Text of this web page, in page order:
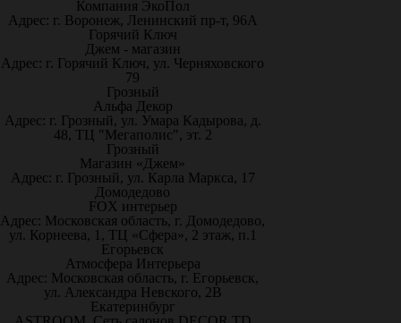
Компания ЭкоПол
Адрес: г. Воронеж, Ленинский пр-т, 96А
Горячий Ключ
Джем - магазин
Адрес: г. Горячий Ключ, ул. Черняховского
79
Грозный
Альфа Декор
Адрес: г. Грозный, ул. Умара Кадырова, д.
48, ТЦ "Мегаполис", эт. 2
Грозный
Магазин «Джем»
Адрес: г. Грозный, ул. Карла Маркса, 17
Домодедово
FOX интерьер
Адрес: Московская область, г. Домодедово,
ул. Корнеева, 1, ТЦ «Сфера», 2 этаж, п.1
Егорьевск
Атмосфера Интерьера
Адрес: Московская область, г. Егорьевск,
ул. Александра Невского, 2В
Екатеринбург